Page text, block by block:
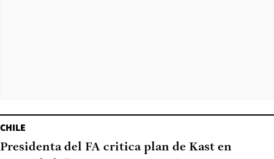
CHILE
Presidenta del FA critica plan de Kast en